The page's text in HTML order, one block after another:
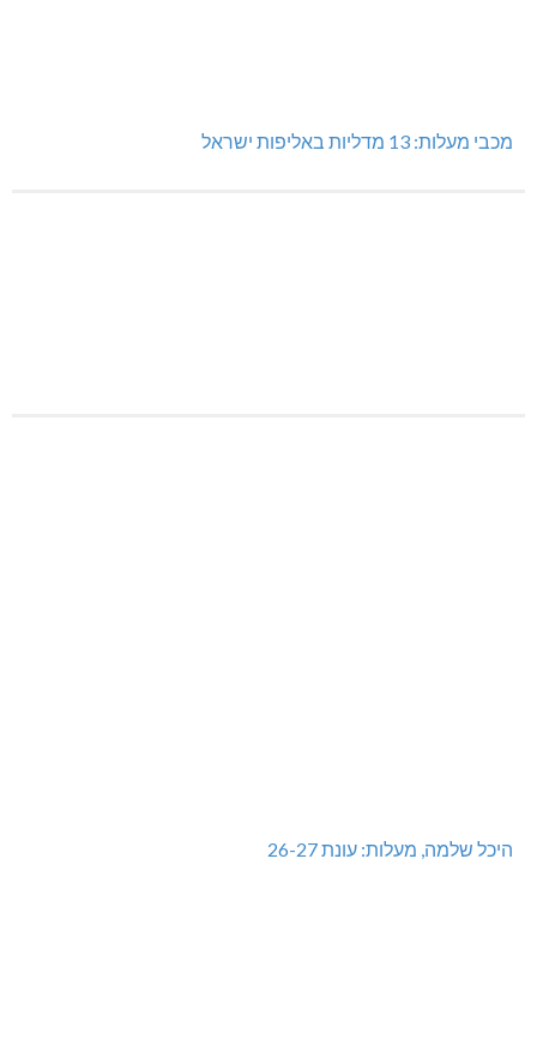
מכבי מעלות: 13 מדליות באליפות ישראל
היכל שלמה, מעלות: עונת 26-27